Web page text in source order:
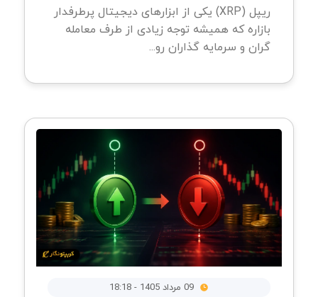
ریپل (XRP) یکی از ابزارهای دیجیتال پرطرفدار
بازاره که همیشه توجه زیادی از طرف معامله
گران و سرمایه گذاران رو...